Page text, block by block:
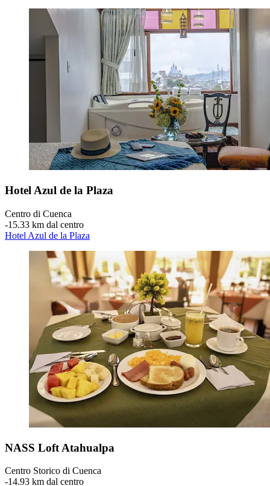
Hotel Azul de la Plaza
Centro di Cuenca
‐15.33 km dal centro
Hotel Azul de la Plaza
NASS Loft Atahualpa
Centro Storico di Cuenca
‐14.93 km dal centro